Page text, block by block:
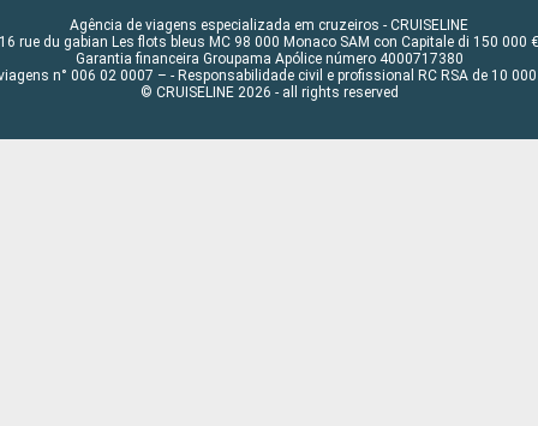
Agência de viagens especializada em cruzeiros - CRUISELINE
16 rue du gabian Les flots bleus MC 98 000 Monaco SAM con Capitale di 150 000 €
Garantia financeira Groupama Apólice número 4000717380
n° 006 02 0007 – - Responsabilidade civil e profissional RC RSA de 10 000
© CRUISELINE 2026 - all rights reserved